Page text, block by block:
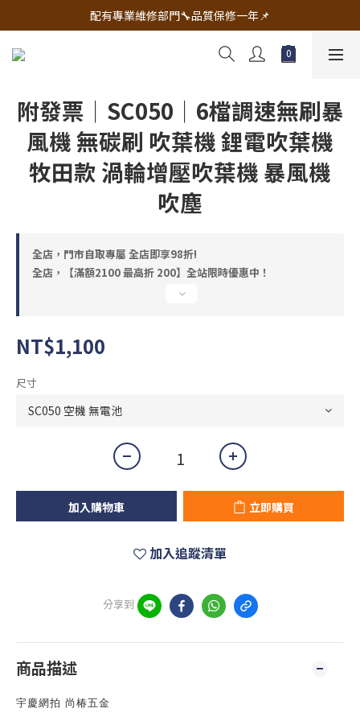
🔧電動工具&五金唯一首選 宇慶五金網拍🔧
配有專業維修部門🔧品質保修一年📌
🔧電動工具&五金唯一首選 宇慶五金網拍🔧
附發票｜SC050｜6檔調速無刷暴
風機 無碳刷 吹葉機 鋰電吹葉機
牧田款 渦輪增壓吹葉機 暴風機
吹塵
全店，門市自取專屬 全店即享98折!
全店，【滿額2100 最高折 200】全站限時優惠中！
NT$1,100
尺寸
加入購物車 立即購買
加入追蹤清單
分享到
商品描述
宇慶網拍 尚椿五金